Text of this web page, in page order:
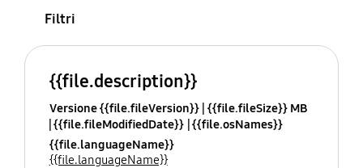
Filtri
{{file.description}}
Versione {{file.fileVersion}} {{file.fileSize}} MB
{{file.fileModifiedDate}} {{file.osNames}}
{{file.languageName}}
{{file.languageName}}